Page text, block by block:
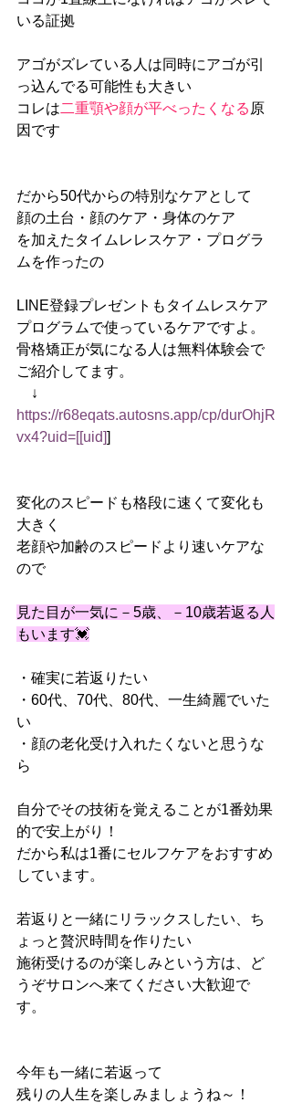
いる証拠
アゴがズレている人は同時にアゴが引
っ込んでる可能性も大きい
コレは二重顎や顔が平べったくなる 原
因です
だから50代からの特別なケアとして
顔の土台・顔のケア・身体のケア
を加えたタイムレレスケア・プログラ
ムを作ったの
LINE登録プレゼントもタイムレスケア
プログラムで使っているケアですよ。
骨格矯正が気になる人は無料体験会で
ご紹介してます。
↓
https://r68eqats.autosns.app/cp/durOhjR
vx4?uid=[[uid]]
変化のスピードも格段に速くて変化も
大きく
老顔や加齢のスピードより速いケアな
ので
見た目が一気に－5歳、－10歳若返る人
もいます💓
・確実に若返りたい
・60代、70代、80代、一生綺麗でいた
い
・顔の老化受け入れたくないと思うな
ら
自分でその技術を覚えることが1番効果
的で安上がり！
だから私は1番にセルフケアをおすすめ
しています。
若返りと一緒にリラックスしたい、ち
ょっと贅沢時間を作りたい
施術受けるのが楽しみという方は、ど
うぞサロンへ来てください大歓迎で
す。
今年も一緒に若返って
残りの人生を楽しみましょうね～！